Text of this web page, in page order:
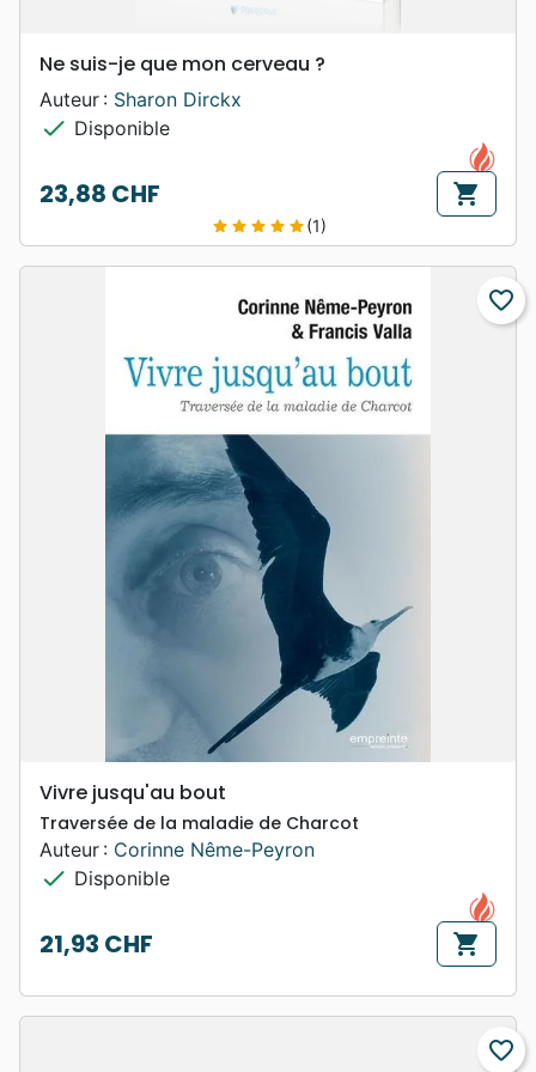
Ne suis-je que mon cerveau ?
Auteur : Sharon Dirckx
check Disponible
Prix
23,88 CHF shopping_cart
star star star star star(1)
favorite_border
Vivre jusqu'au bout
Traversée de la maladie de Charcot
Auteur : Corinne Nême-Peyron
check Disponible
Prix
21,93 CHF shopping_cart
favorite_border